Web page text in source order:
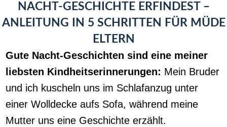
NACHT-GESCHICHTE ERFINDEST –
ANLEITUNG IN 5 SCHRITTEN FÜR MÜDE
ELTERN
Gute Nacht-Geschichten sind eine meiner
liebsten Kindheitserinnerungen: Mein Bruder
und ich kuscheln uns im Schlafanzug unter
einer Wolldecke aufs Sofa, während meine
Mutter uns eine Geschichte erzählt.